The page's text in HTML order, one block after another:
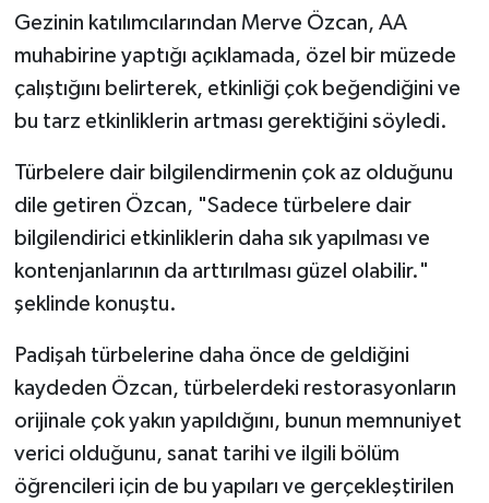
Gezinin katılımcılarından Merve Özcan, AA
muhabirine yaptığı açıklamada, özel bir müzede
çalıştığını belirterek, etkinliği çok beğendiğini ve
bu tarz etkinliklerin artması gerektiğini söyledi.
Türbelere dair bilgilendirmenin çok az olduğunu
dile getiren Özcan, "Sadece türbelere dair
bilgilendirici etkinliklerin daha sık yapılması ve
kontenjanlarının da arttırılması güzel olabilir."
şeklinde konuştu.
Padişah türbelerine daha önce de geldiğini
kaydeden Özcan, türbelerdeki restorasyonların
orijinale çok yakın yapıldığını, bunun memnuniyet
verici olduğunu, sanat tarihi ve ilgili bölüm
öğrencileri için de bu yapıları ve gerçekleştirilen
Erzincan Müftülüğü
Erzurum Müftülüğü
Eskişehir Müftülüğü
Gaziantep Müftülüğü
Giresun Müftülüğü
Gümüşhane Müftülüğü
Hakkari Müftülüğü
Iğdır Müftülüğü